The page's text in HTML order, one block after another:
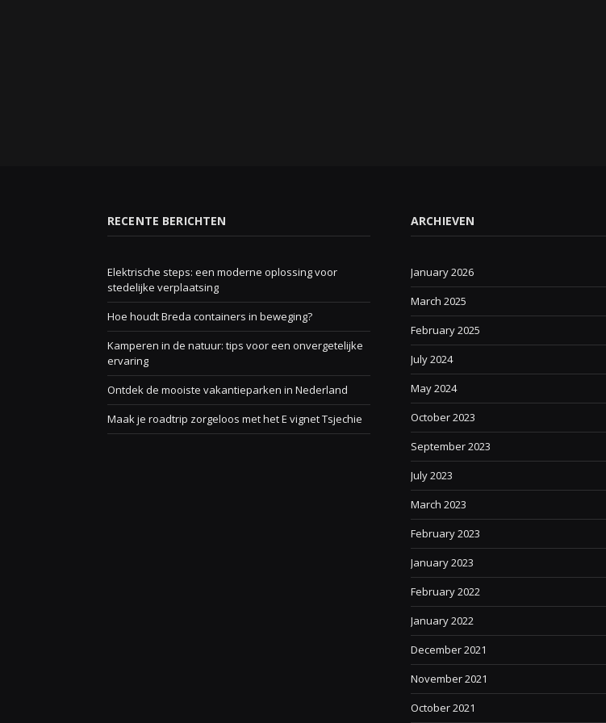
RECENTE BERICHTEN
Elektrische steps: een moderne oplossing voor
stedelijke verplaatsing
Hoe houdt Breda containers in beweging?
Kamperen in de natuur: tips voor een onvergetelijke
ervaring
Ontdek de mooiste vakantieparken in Nederland
Maak je roadtrip zorgeloos met het E vignet Tsjechie
ARCHIEVEN
January 2026
March 2025
February 2025
July 2024
May 2024
October 2023
September 2023
July 2023
March 2023
February 2023
January 2023
February 2022
January 2022
December 2021
November 2021
October 2021